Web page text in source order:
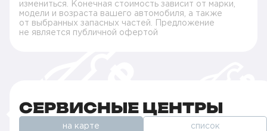
измениться. Конечная стоимость зависит от марки,
модели и возраста вашего автомобиля, а также
от выбранных запасных частей. Предложение
не является публичной офертой
СЕРВИСНЫЕ ЦЕНТРЫ
на карте список